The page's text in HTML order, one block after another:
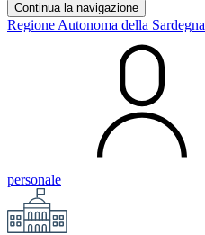
Continua la navigazione
Regione Autonoma della Sardegna
personale